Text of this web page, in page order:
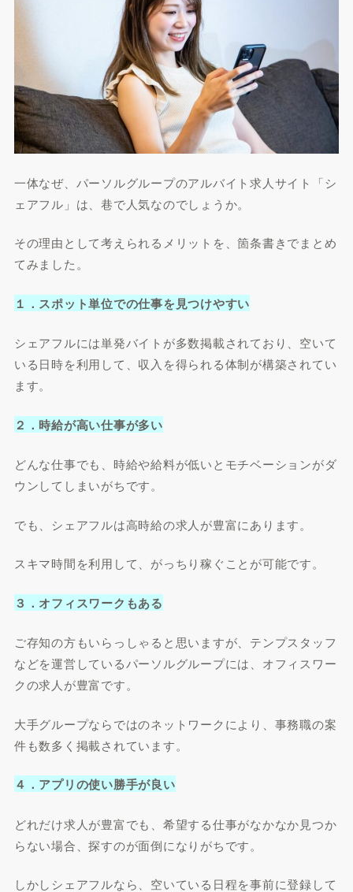
一体なぜ、パーソルグループのアルバイト求人サイト「シ
ェアフル」は、巷で人気なのでしょうか。
その理由として考えられるメリットを、箇条書きでまとめ
てみました。
１．スポット単位での仕事を見つけやすい
シェアフルには単発バイトが多数掲載されており、空いて
いる日時を利用して、収入を得られる体制が構築されてい
ます。
２．時給が高い仕事が多い
どんな仕事でも、時給や給料が低いとモチベーションがダ
ウンしてしまいがちです。
でも、シェアフルは高時給の求人が豊富にあります。
スキマ時間を利用して、がっちり稼ぐことが可能です。
３．オフィスワークもある
ご存知の方もいらっしゃると思いますが、テンプスタッフ
などを運営しているパーソルグループには、オフィスワー
クの求人が豊富です。
大手グループならではのネットワークにより、事務職の案
件も数多く掲載されています。
４．アプリの使い勝手が良い
どれだけ求人が豊富でも、希望する仕事がなかなか見つか
らない場合、探すのが面倒になりがちです。
しかしシェアフルなら、空いている日程を事前に登録して